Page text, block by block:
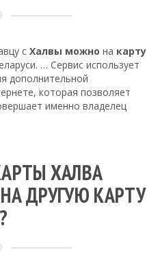
с Халвы можно на карту
… Сервис использует
дополнительной
которая позволяет
именно владелец
ХАЛВА
ДРУГУЮ КАРТУ